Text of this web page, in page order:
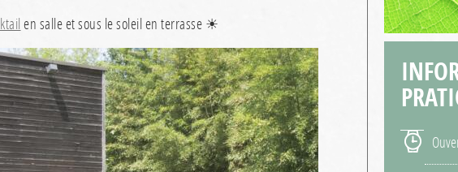
en salle et sous le soleil en terrasse ☀